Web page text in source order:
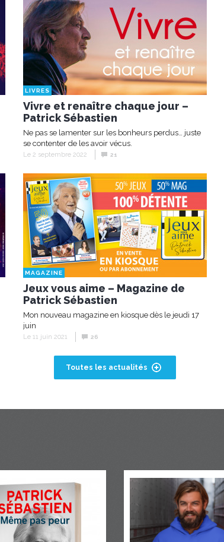
LIVRES
Vivre et renaître chaque jour –
Patrick Sébastien
Ne pas se lamenter sur les bonheurs perdus… juste
se contenter de les avoir vécus.
Le 2 septembre 2022 21
MAGAZINE
Jeux vous aime – Magazine de
Patrick Sébastien
Mon nouveau magazine en kiosque dès le jeudi 17
juin
Le 11 juin 2021 26
Toutes les actualités